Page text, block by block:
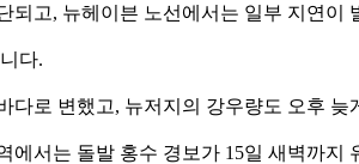
고, 뉴헤이븐 노선에서는 일부 지연이
다.
로 변했고, 뉴저지의 강우량도 오후
서는 돌발 홍수 경보가 15일 새벽까지